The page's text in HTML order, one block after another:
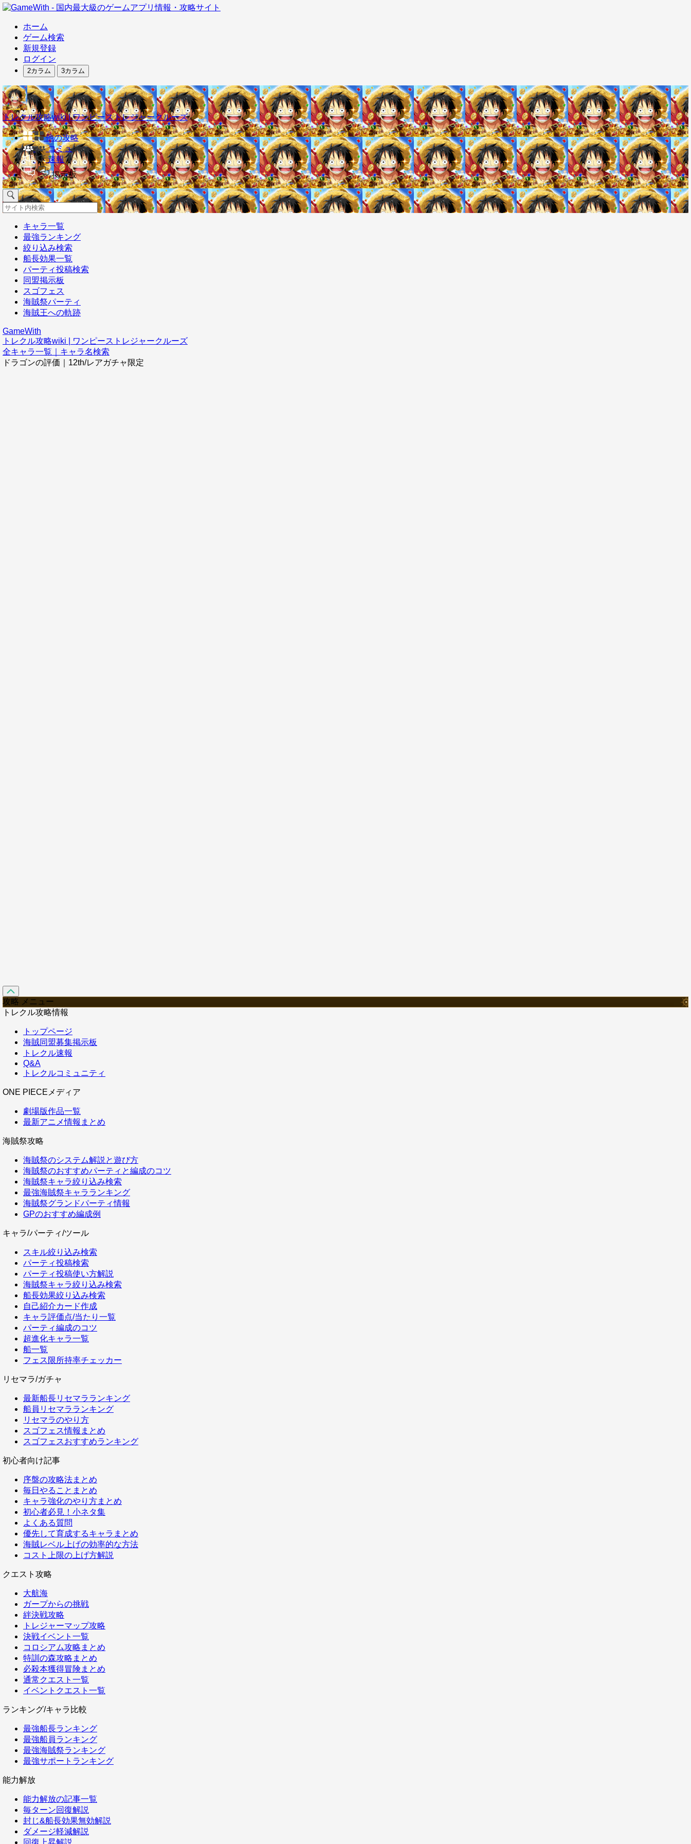
ホーム
ゲーム検索
新規登録
ログイン
2カラム 3カラム
トレクル攻略wiki | ワンピーストレジャークルーズ
他の攻略
コミュ
速報
掲示板
キャラ一覧
最強ランキング
絞り込み検索
船長効果一覧
パーティ投稿検索
同盟掲示板
スゴフェス
海賊祭パーティ
海賊王への軌跡
GameWith
トレクル攻略wiki | ワンピーストレジャークルーズ
全キャラ一覧｜キャラ名検索
ドラゴンの評価｜12th/レアガチャ限定
攻略 メニュー
トレクル攻略情報
トップページ
海賊同盟募集掲示板
トレクル速報
Q&A
トレクルコミュニティ
ONE PIECEメディア
劇場版作品一覧
最新アニメ情報まとめ
海賊祭攻略
海賊祭のシステム解説と遊び方
海賊祭のおすすめパーティと編成のコツ
海賊祭キャラ絞り込み検索
最強海賊祭キャラランキング
海賊祭グランドパーティ情報
GPのおすすめ編成例
キャラ/パーティ/ツール
スキル絞り込み検索
パーティ投稿検索
パーティ投稿使い方解説
海賊祭キャラ絞り込み検索
船長効果絞り込み検索
自己紹介カード作成
キャラ評価点/当たり一覧
パーティ編成のコツ
超進化キャラ一覧
船一覧
フェス限所持率チェッカー
リセマラ/ガチャ
最新船長リセマラランキング
船員リセマラランキング
リセマラのやり方
スゴフェス情報まとめ
スゴフェスおすすめランキング
初心者向け記事
序盤の攻略法まとめ
毎日やることまとめ
キャラ強化のやり方まとめ
初心者必見！小ネタ集
よくある質問
優先して育成するキャラまとめ
海賊レベル上げの効率的な方法
コスト上限の上げ方解説
クエスト攻略
大航海
ガープからの挑戦
絆決戦攻略
トレジャーマップ攻略
決戦イベント一覧
コロシアム攻略まとめ
特訓の森攻略まとめ
必殺本獲得冒険まとめ
通常クエスト一覧
イベントクエスト一覧
ランキング/キャラ比較
最強船長ランキング
最強船員ランキング
最強海賊祭ランキング
最強サポートランキング
能力解放
能力解放の記事一覧
毎ターン回復解説
封じ&船長効果無効解説
ダメージ軽減解説
回復上昇解説